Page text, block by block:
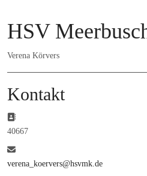
HSV
Verena Körvers
Kontakt
Adresse:
40667
E-Mail:
verena_koervers@hsvmk.de